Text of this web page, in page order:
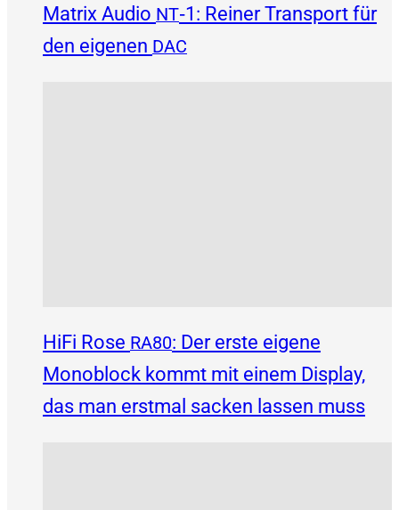
Matrix Audio NT‑1: Reiner Transport für
den eigenen DAC
HiFi Rose RA80: Der erste eigene
Monoblock kommt mit einem Display,
das man erstmal sacken lassen muss